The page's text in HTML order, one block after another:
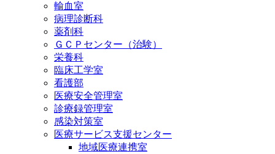
輸血室
病理診断科
薬剤科
ＧＣＰセンター（治験）
栄養科
臨床工学室
看護部
医療安全管理室
診療録管理室
感染対策室
医療サービス支援センター
地域医療連携室